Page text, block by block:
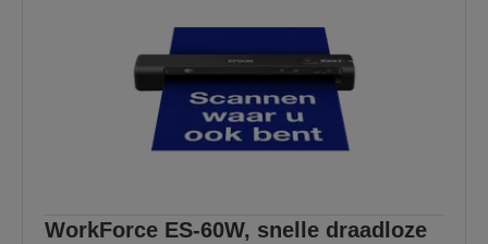
WorkForce ES-60W, snelle draadloze